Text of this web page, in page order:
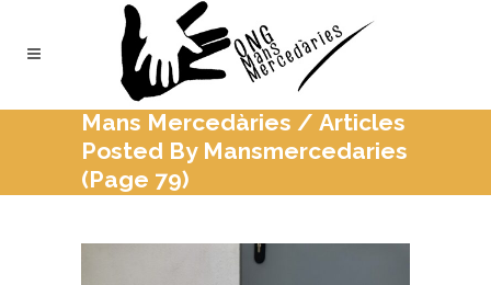
Mans Mercedàries / Articles
Posted By Mansmercedaries
(Page 79)